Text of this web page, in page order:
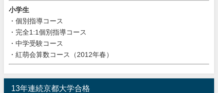
小学生
・個別指導コース
・完全1:1個別指導コース
・中学受験コース
・紅萌会算数コース（2012年春）
13年連続京都大学合格